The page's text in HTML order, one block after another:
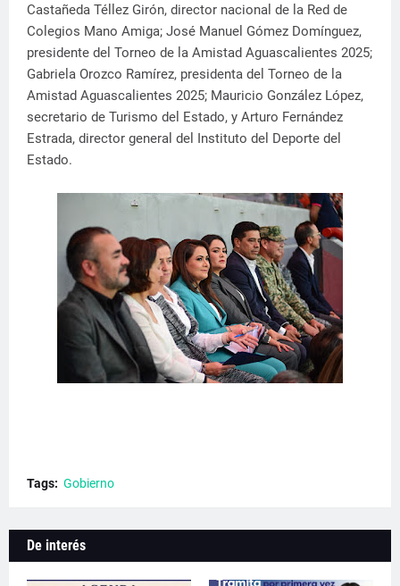
Castañeda Téllez Girón, director nacional de la Red de
Colegios Mano Amiga; José Manuel Gómez Domínguez,
presidente del Torneo de la Amistad Aguascalientes 2025;
Gabriela Orozco Ramírez, presidenta del Torneo de la
Amistad Aguascalientes 2025; Mauricio González López,
secretario de Turismo del Estado, y Arturo Fernández
Estrada, director general del Instituto del Deporte del
Estado.
Tags: Gobierno
De interés